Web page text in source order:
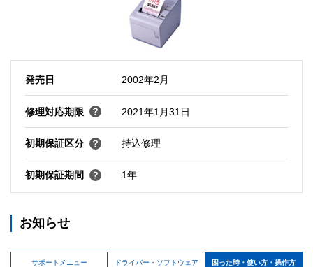
発売日 2002年2月
修理対応期限 2021年1月31日
初期保証区分 持込修理
初期保証期間 1年
お知らせ
サポートメニュー
ドライバー・ソフトウェア
困った時・使い方・操作方